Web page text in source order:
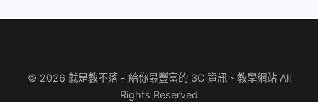
© 2026 就是教不落 - 給你最豐富的 3C 資訊、教學網站 All
Rights Reserved